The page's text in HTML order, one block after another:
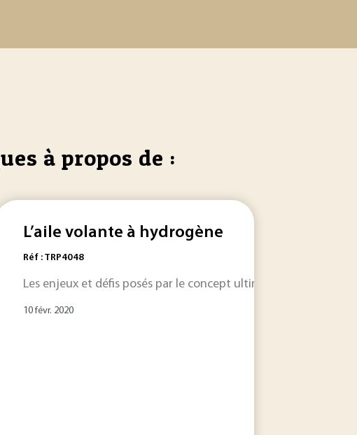
à propos de :
des commandes de
définition donnée en
L’aile volante à hydrogène
Réf : TRP4048
Les enjeux et défis posés par le concept ultime d’aéronef,
10 févr. 2020